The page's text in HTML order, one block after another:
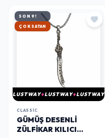
SON 9!
HIZLI KARGO
LUSTWAY LUSTWAY LUSTWAY
CLASSIC
GÜMÜŞ DESENLI
ZÜLFIKAR KILICI